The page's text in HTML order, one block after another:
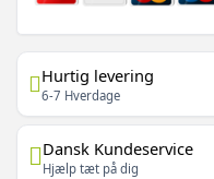
Hurtig levering
6-7 Hverdage
Dansk Kundeservice
Hjælp tæt på dig